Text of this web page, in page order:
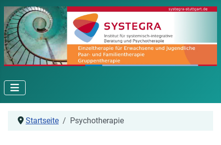
Startseite Psychotherapie